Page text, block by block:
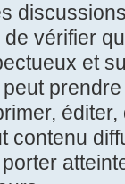
vérifier
et
contenu